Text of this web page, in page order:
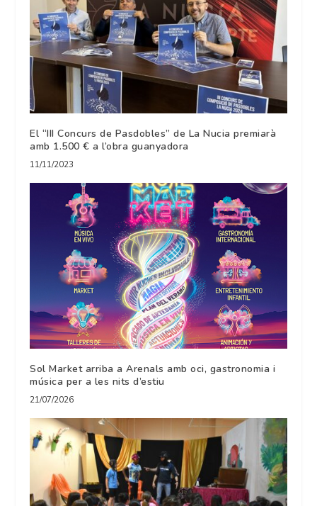
El “III Concurs de Pasdobles” de La Nucia premiarà
amb 1.500 € a l’obra guanyadora
11/11/2023
Sol Market arriba a Arenals amb oci, gastronomia i
música per a les nits d’estiu
21/07/2026